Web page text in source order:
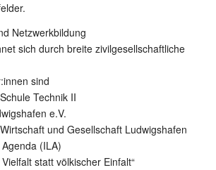
Netzwerkbildung
sich durch breite zivilgesellschaftliche
sind
Technik II
e.V.
und Gesellschaft Ludwigshafen
(ILA)
statt völkischer Einfalt“